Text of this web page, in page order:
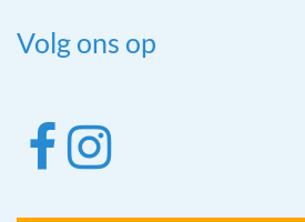
Volg ons op